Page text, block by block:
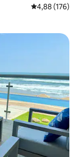
Priemerné
4,88 (176)